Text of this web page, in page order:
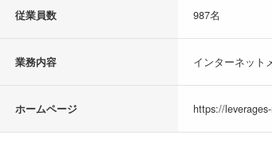
従業員数 987名
業務内容 インターネット
ホームページ https://